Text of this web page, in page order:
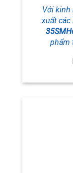
Với kinh
xuất các
phẩm